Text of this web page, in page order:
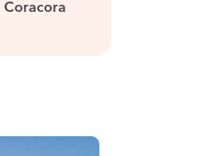
Coracora